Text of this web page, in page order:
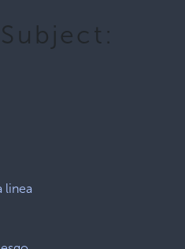
linea